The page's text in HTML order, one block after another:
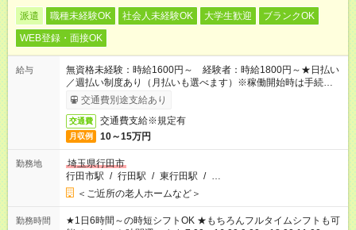
派遣 職種未経験OK 社会人未経験OK 大学生歓迎
ブランクOK
WEB登録・面接OK
給与
無資格未経験：時給1600円～ 経験者：時給1800円～★日払い
／週払い制度あり（月払いも選べます）※稼働開始時は手続き完
了次第のお支払いとなります。
交通費別途支給あり
交通費 交通費支給※規定有
月収例 10～15万円
勤務地
埼玉県行田市
行田市駅 / 行田駅 / 東行田駅 / …
＜ご近所の老人ホームなど＞
勤務時間
★1日6時間～の時短シフトOK ★もちろんフルタイムシフトも可